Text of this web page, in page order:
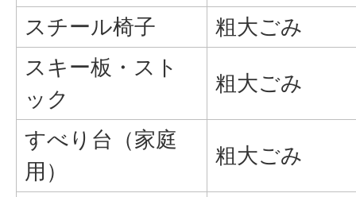
スチール椅子
粗大ごみ
スキー板・スト
ック
粗大ごみ
すべり台（家庭
用）
粗大ごみ